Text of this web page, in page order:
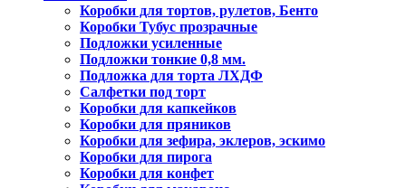
Коробки для тортов, рулетов, Бенто
Коробки Тубус прозрачные
Подложки усиленные
Подложки тонкие 0,8 мм.
Подложка для торта ЛХДФ
Салфетки под торт
Коробки для капкейков
Коробки для пряников
Коробки для зефира, эклеров, эскимо
Коробки для пирога
Коробки для конфет